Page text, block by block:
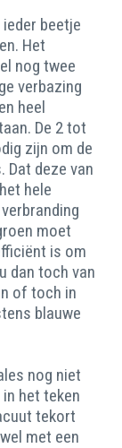
beetje
Het
nog twee
verbazing
heel
De 2 tot
zijn om de
Dat deze van
hele
moet
is om
dan toch van
of toch in
blauwe
nog niet
het teken
tekort
met een